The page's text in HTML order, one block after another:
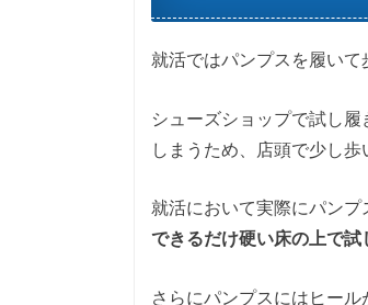
就活ではパンプスを履いて
シューズショップで試し
しまうため、店頭で少し歩
就活において実際にパンプ
できるだけ硬い床の上で試
さらにパンプスにはヒー